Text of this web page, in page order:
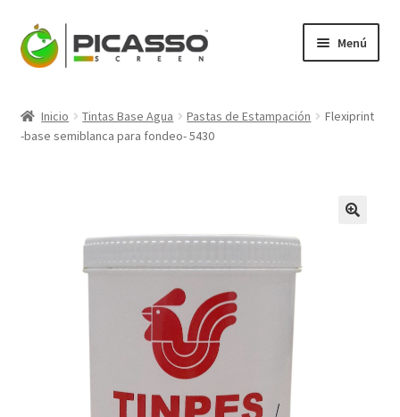
Ir
a
Ir
al
Menú
Productos
hijo
Inicio Tintas Base Agua Pastas de Estampación
Flexiprint
-base semiblanca para fondeo- 5430